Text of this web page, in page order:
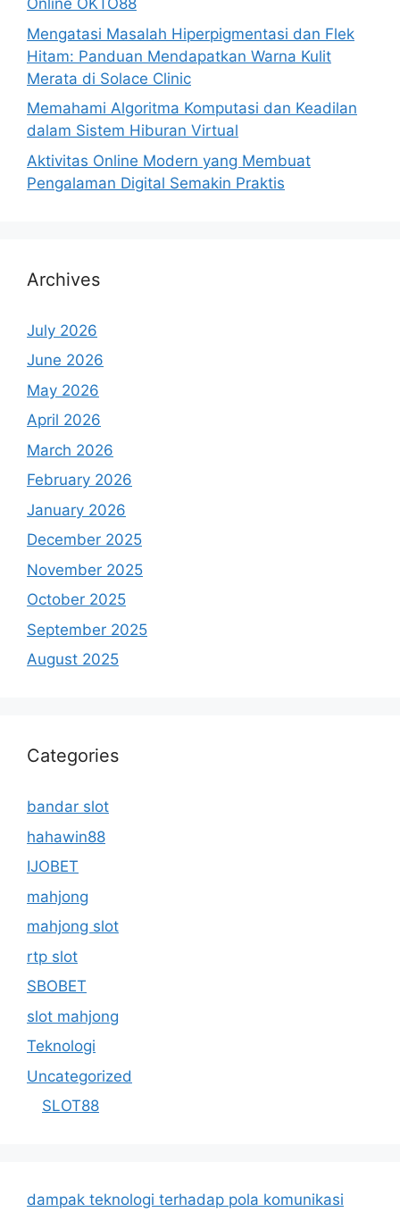
Online OKTO88
Mengatasi Masalah Hiperpigmentasi dan Flek
Hitam: Panduan Mendapatkan Warna Kulit
Merata di Solace Clinic
Memahami Algoritma Komputasi dan Keadilan
dalam Sistem Hiburan Virtual
Aktivitas Online Modern yang Membuat
Pengalaman Digital Semakin Praktis
Archives
July 2026
June 2026
May 2026
April 2026
March 2026
February 2026
January 2026
December 2025
November 2025
October 2025
September 2025
August 2025
Categories
bandar slot
hahawin88
IJOBET
mahjong
mahjong slot
rtp slot
SBOBET
slot mahjong
Teknologi
Uncategorized
SLOT88
dampak teknologi terhadap pola komunikasi